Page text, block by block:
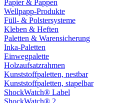
Papier & Pappen
Wellpapp-Produkte
Füll- & Polstersysteme
Kleben & Heften
Paletten & Warensicherung
Inka-Paletten
Einwegpalette
Holzaufsatzrahmen
Kunststoffpaletten, nestbar
Kunststoffpaletten, stapelbar
ShockWatch® Label
ShockWatch® 2